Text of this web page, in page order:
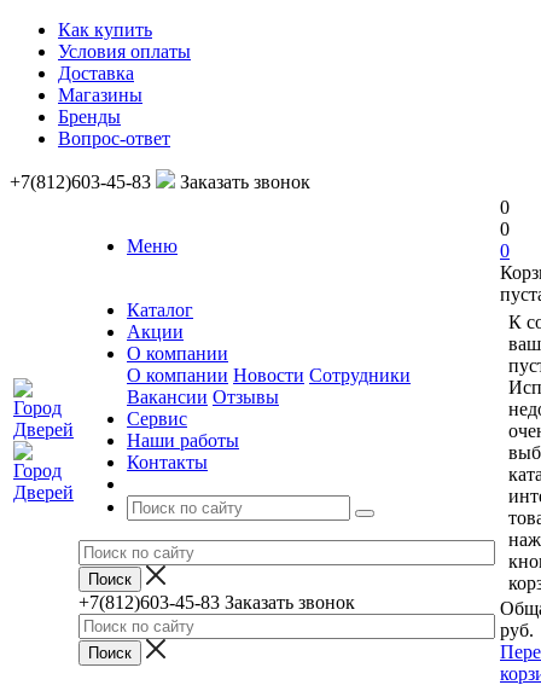
Как купить
Условия оплаты
Доставка
Магазины
Бренды
Вопрос-ответ
+7(812)603-45-83 Заказать звонок
Меню
Каталог
Акции
О компании
О компании Новости Сотрудники
Вакансии Отзывы
Сервис
Наши работы
Контакты
+7(812)603-45-83 Заказать звонок
0
0
0
К
руб.